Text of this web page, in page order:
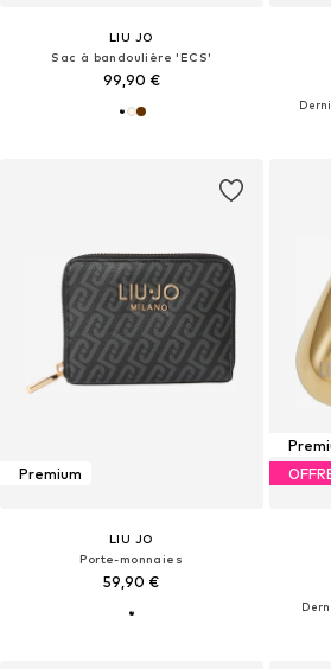
LIU JO
Sac à bandoulière 'ECS'
99,90 €
Premium
LIU JO
Porte-monnaies
59,90 €